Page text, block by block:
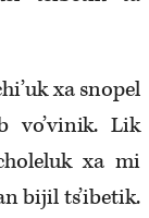
xa snopel
vo’vinik. Lik
xa mi
bijil ts’ibetik.